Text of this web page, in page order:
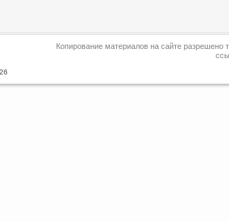
Копирование материалов на сайте разрешено